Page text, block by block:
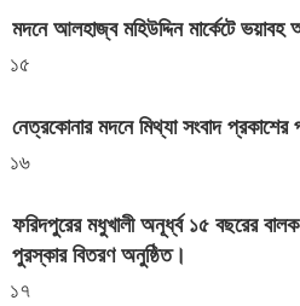
মদনে আলহাজ্ব মহিউদ্দিন মার্কেটে ভয়াবহ
১৫
নেত্রকোনার মদনে মিথ্যা সংবাদ প্রকাশের
১৬
ফরিদপুরের মধুখালী অনূর্ধ্ব ১৫ বছরের
পুরস্কার বিতরণ অনুষ্ঠিত।
১৭